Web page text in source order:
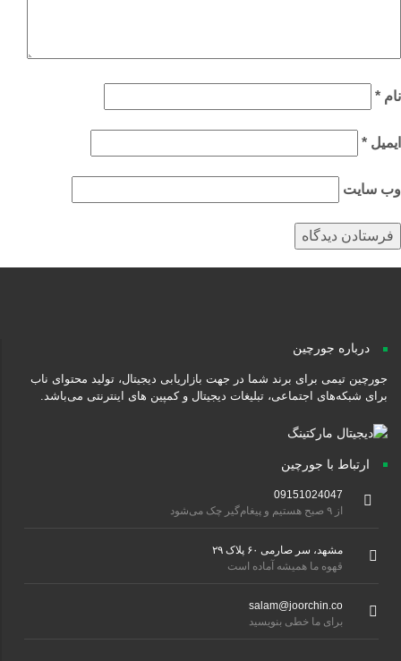
*
*
سایت
درباره جورچین
جورچین تیمی برای برند شما در جهت بازاریابی دیجیتال، تولید محتوای ناب
برای شبکه‌های اجتماعی، تبلیغات دیجیتال و کمپین های اینترنتی می‌باشد.
ارتباط با جورچین
09151024047
مشهد، سر صارمی ۶۰ پلاک ۲۹
قهوه ما همیشه آماده است
salam@joorchin.co
برای ما خطی بنویسید